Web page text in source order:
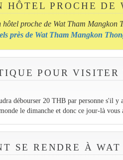
HÔTEL PROCHE DE
hôtel proche de Wat Tham Mangkon
près de Wat Tham Mangkon
POUR
débourser 20 THB par personne s'il y
le dimanche et donc ce jour-là vous
SE RENDRE À